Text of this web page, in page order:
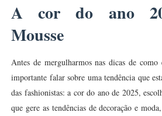
A cor do ano
Mousse
Antes de mergulharmos nas dicas de
importante falar sobre uma tendência que
das fashionistas: a cor do ano de 2025,
que gere as tendências de decoração e